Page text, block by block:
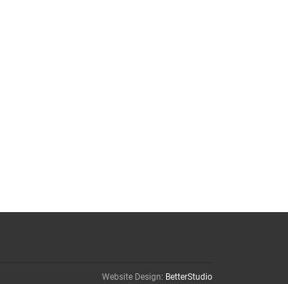
Website Design: BetterStudio